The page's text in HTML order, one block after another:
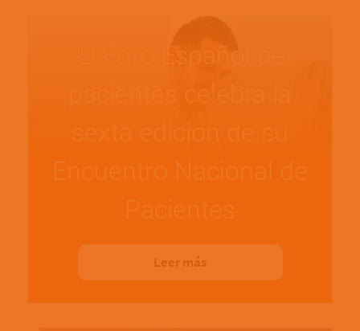
El Foro Español de
pacientes celebra la
sexta edición de su
Encuentro Nacional de
Pacientes
Leer más